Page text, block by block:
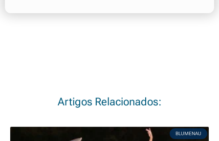
Artigos Relacionados:
BLUMENAU